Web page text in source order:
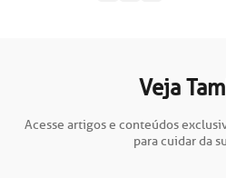
Veja
Acesse artigos e conteúdos
para cuidar da